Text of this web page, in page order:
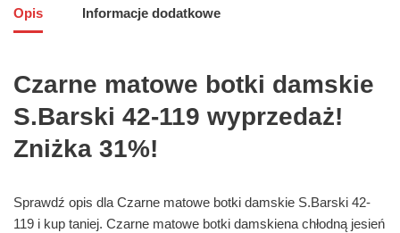
Opis Informacje dodatkowe
Czarne matowe botki damskie
S.Barski 42-119 wyprzedaż!
Zniżka 31%!
Sprawdź opis dla Czarne matowe botki damskie S.Barski 42-
119 i kup taniej. Czarne matowe botki damskiena chłodną jesień